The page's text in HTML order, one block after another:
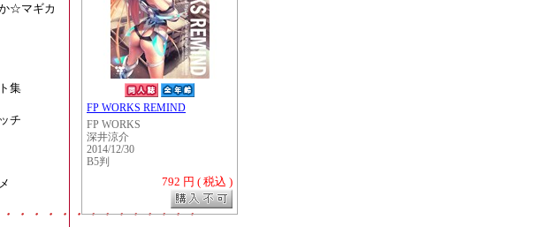
☆マギカ
集
チ
・・・・・・・・・・・・・・
FP WORKS REMIND
FP WORKS
深井涼介
2014/12/30
B5判
792 円 ( 税込 )